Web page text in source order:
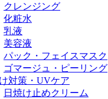
クレンジング
化粧水
乳液
美容液
パック・フェイスマスク
ゴマージュ・ピーリング
対策・UVケア
日焼け止めクリーム